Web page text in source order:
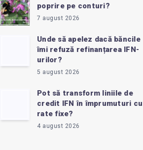
poprire pe conturi?
7 august 2026
Unde să apelez dacă băncile
îmi refuză refinanțarea IFN-
urilor?
5 august 2026
Pot să transform liniile de
credit IFN în împrumuturi cu
rate fixe?
4 august 2026